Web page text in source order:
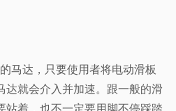
马达，只要使用者将电动滑板
达就会介入并加速。跟一般的滑
站着，也不一定要用脚不停踩踏